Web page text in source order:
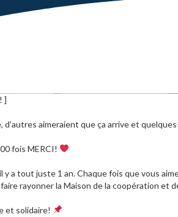
]
d’autres aimeraient que ça arrive et
fois MERCI!
y a tout juste 1 an. Chaque fois que vous
rayonner la Maison de la coopération et
et solidaire!